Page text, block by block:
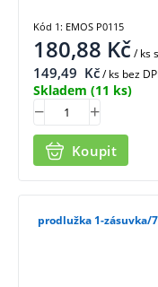
180,88 Kč/ ks
149,49 Kč/ ks bez
Skladem (11 ks)
Koupit
Kód 1: EMOS P0115
prodlužka 1-zásuvka/